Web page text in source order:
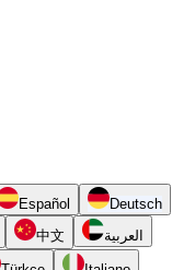
Español
Deutsch
中文 العربية